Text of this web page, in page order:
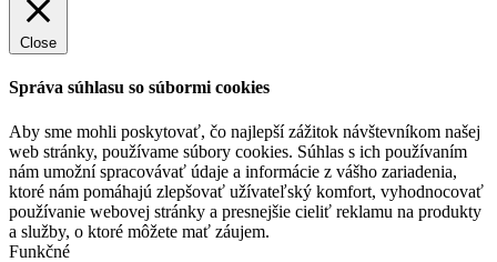
Close
Správa súhlasu so súbormi cookies
Aby sme mohli poskytovať, čo najlepší zážitok návštevníkom našej
web stránky, používame súbory cookies. Súhlas s ich používaním
nám umožní spracovávať údaje a informácie z vášho zariadenia,
ktoré nám pomáhajú zlepšovať užívateľský komfort, vyhodnocovať
používanie webovej stránky a presnejšie cieliť reklamu na produkty
a služby, o ktoré môžete mať záujem.
Funkčné